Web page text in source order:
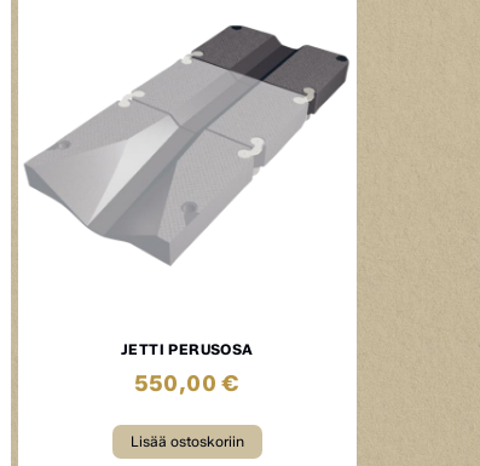
JETTI PERUSOSA
550,00€
Lisää ostoskoriin